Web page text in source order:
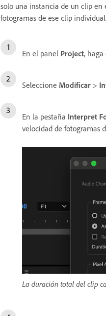
solo una instancia de un clip en
fotogramas de ese clip individual.
En el panel Project, haga
Seleccione Modificar >
En la pestaña Interpret
velocidad de fotogramas
La duración total del clip